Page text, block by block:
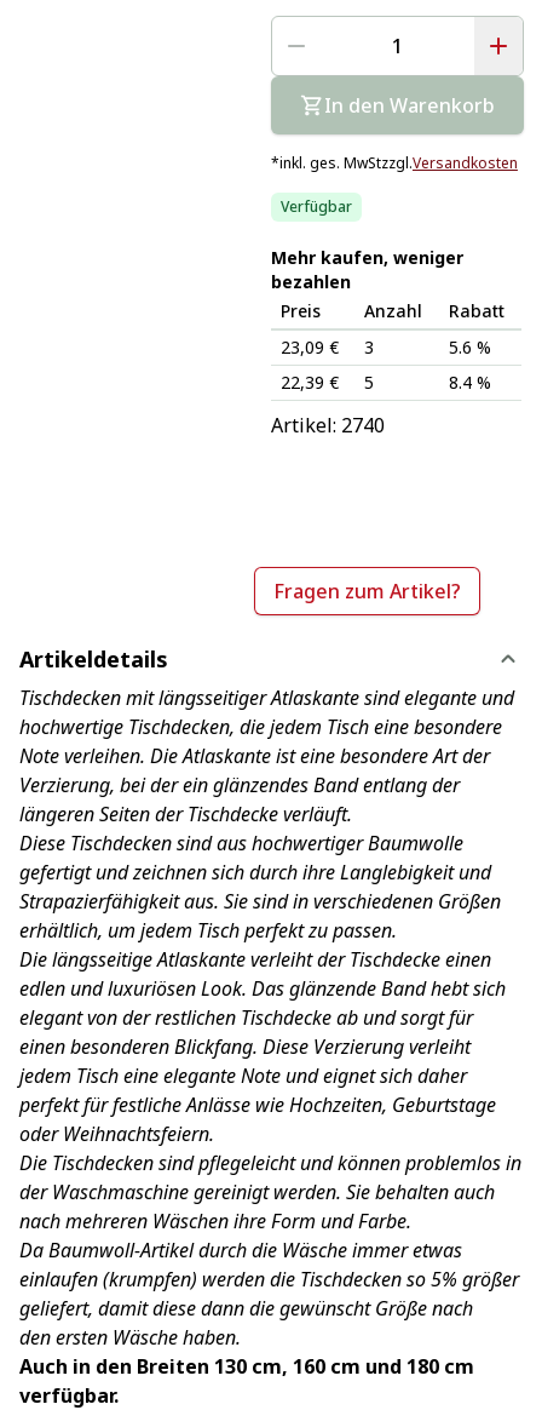
In den Warenkorb
*inkl. ges. MwStzzgl.Versandkosten
Verfügbar
Mehr kaufen, weniger
bezahlen
Preis
Anzahl
Rabatt
23,09 €
3
5.6 %
22,39 €
5 8.4 %
Artikel: 2740
Fragen zum Artikel?
Artikeldetails
Tischdecken mit längsseitiger Atlaskante sind elegante und
hochwertige Tischdecken, die jedem Tisch eine besondere
Note verleihen. Die Atlaskante ist eine besondere Art der
Verzierung, bei der ein glänzendes Band entlang der
längeren Seiten der Tischdecke verläuft.
Diese Tischdecken sind aus hochwertiger Baumwolle
gefertigt und zeichnen sich durch ihre Langlebigkeit und
Strapazierfähigkeit aus. Sie sind in verschiedenen Größen
erhältlich, um jedem Tisch perfekt zu passen.
Die längsseitige Atlaskante verleiht der Tischdecke einen
edlen und luxuriösen Look. Das glänzende Band hebt sich
elegant von der restlichen Tischdecke ab und sorgt für
einen besonderen Blickfang. Diese Verzierung verleiht
jedem Tisch eine elegante Note und eignet sich daher
perfekt für festliche Anlässe wie Hochzeiten, Geburtstage
oder Weihnachtsfeiern.
Die Tischdecken sind pflegeleicht und können problemlos in
der Waschmaschine gereinigt werden. Sie behalten auch
nach mehreren Wäschen ihre Form und Farbe.
Da Baumwoll-Artikel durch die Wäsche immer etwas
einlaufen (krumpfen) werden die Tischdecken so 5% größer
geliefert, damit diese dann die gewünscht Größe nach
den ersten Wäsche haben.
Auch in den Breiten 130 cm, 160 cm und 180 cm
verfügbar.